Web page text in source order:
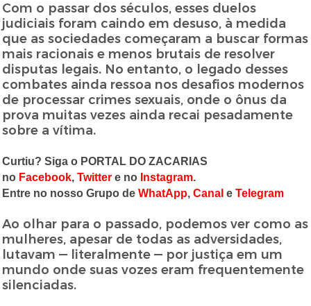
Com o passar dos séculos, esses duelos
judiciais foram caindo em desuso, à medida
que as sociedades começaram a buscar formas
mais racionais e menos brutais de resolver
disputas legais. No entanto, o legado desses
combates ainda ressoa nos desafios modernos
de processar crimes sexuais, onde o ônus da
prova muitas vezes ainda recai pesadamente
sobre a vítima.
Curtiu? Siga o PORTAL DO ZACARIAS
no Facebook,Twitter e no Instagram.
Entre no nosso Grupo deWhatApp,Canal eTelegram
Ao olhar para o passado, podemos ver como as
mulheres, apesar de todas as adversidades,
lutavam — literalmente — por justiça em um
mundo onde suas vozes eram frequentemente
silenciadas.